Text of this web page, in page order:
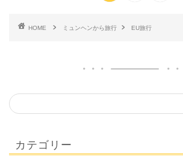
HOME ミュンヘンから旅行 EU旅行
カテゴリー